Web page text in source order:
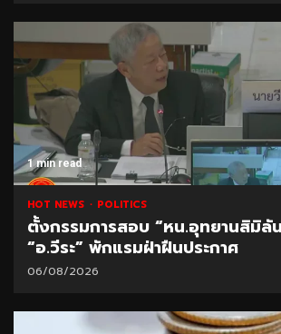
1 min read
HOT NEWS POLITICS
ตั้งกรรมการสอบ “หน.อุทยานสิมิ
“อ.วีระ” พักแรมฝ่าฝืนประกาศ
06/08/2026